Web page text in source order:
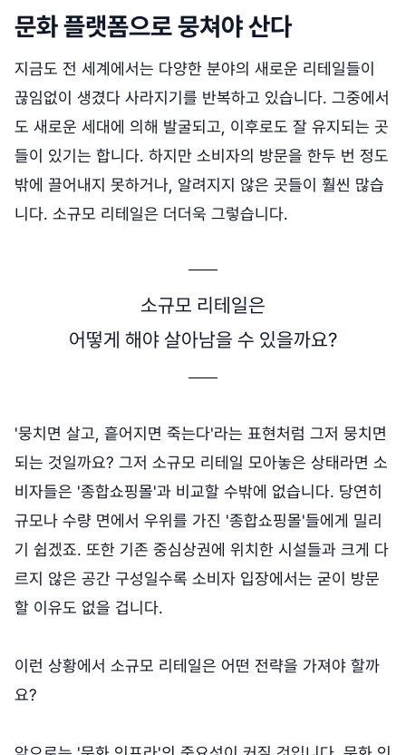
문화 플랫폼으로 뭉쳐야 산다
지금도 전 세계에서는 다양한 분야의 새로운 리테일들이
끊임없이 생겼다 사라지기를 반복하고 있습니다. 그중에서
도 새로운 세대에 의해 발굴되고, 이후로도 잘 유지되는 곳
들이 있기는 합니다. 하지만 소비자의 방문을 한두 번 정도
밖에 끌어내지 못하거나, 알려지지 않은 곳들이 훨씬 많습
니다. 소규모 리테일은 더더욱 그렇습니다.
소규모 리테일은
어떻게 해야 살아남을 수 있을까요?
'뭉치면 살고, 흩어지면 죽는다'라는 표현처럼 그저 뭉치면
되는 것일까요? 그저 소규모 리테일 모아놓은 상태라면 소
비자들은 '종합쇼핑몰'과 비교할 수밖에 없습니다. 당연히
규모나 수량 면에서 우위를 가진 '종합쇼핑몰'들에게 밀리
기 쉽겠죠. 또한 기존 중심상권에 위치한 시설들과 크게 다
르지 않은 공간 구성일수록 소비자 입장에서는 굳이 방문
할 이유도 없을 겁니다.
이런 상황에서 소규모 리테일은 어떤 전략을 가져야 할까
요?